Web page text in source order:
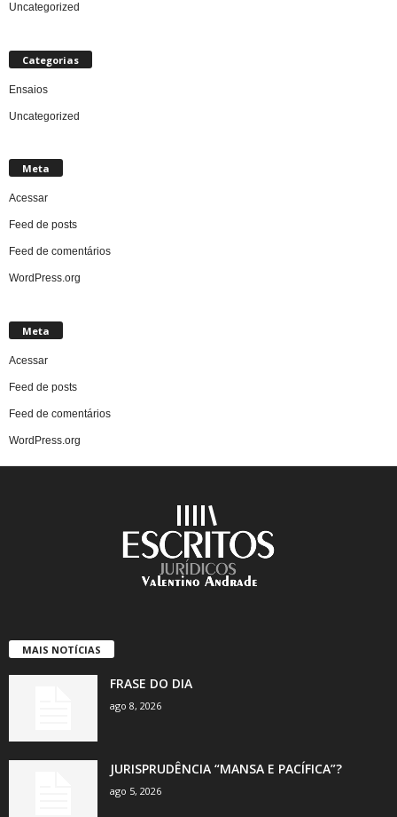
Uncategorized
Categorias
Ensaios
Uncategorized
Meta
Acessar
Feed de posts
Feed de comentários
WordPress.org
Meta
Acessar
Feed de posts
Feed de comentários
WordPress.org
MAIS NOTÍCIAS
FRASE DO DIA
ago 8, 2026
JURISPRUDÊNCIA “MANSA E PACÍFICA”?
ago 5, 2026